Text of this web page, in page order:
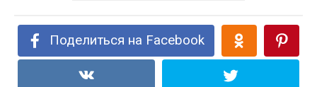
Поделиться на Facebook